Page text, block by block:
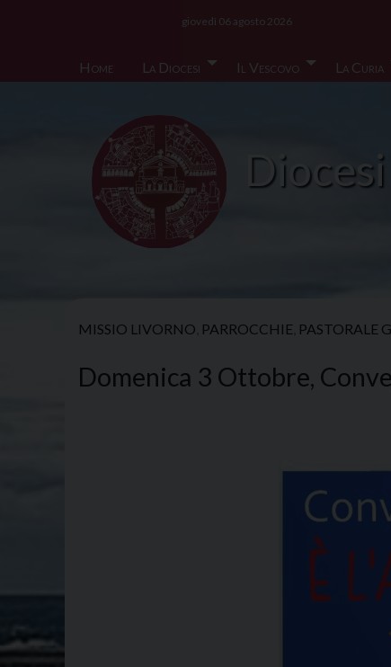
Home
La Diocesi Il Vescovo La Curia
giovedì 06 agosto 2026
MISSIO LIVORNO PARROCCHIE PASTORALE
Domenica 3 Ottobre,